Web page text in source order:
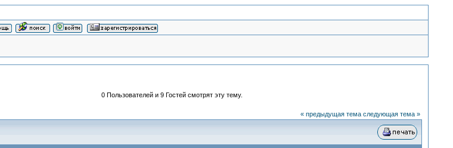
0 Пользователей и 9 Гостей смотрят эту тему.
« предыдущая тема следующая тема »